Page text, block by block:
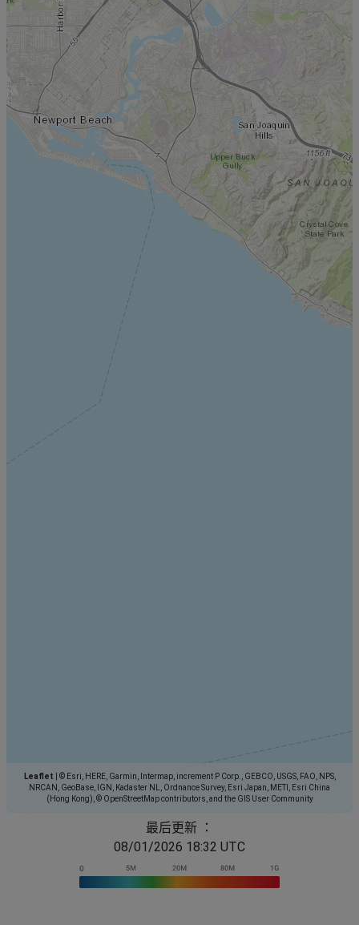
Leaflet
© Esri, HERE, Garmin, Intermap, increment P Corp., GEBCO, USGS, FAO, NPS,
NRCAN, GeoBase, IGN, Kadaster NL, Ordnance Survey, Esri Japan, METI, Esri China
(Hong Kong), © OpenStreetMap contributors, and the GIS User Community
最后更新 ：
08/01/2026 18:32 UTC